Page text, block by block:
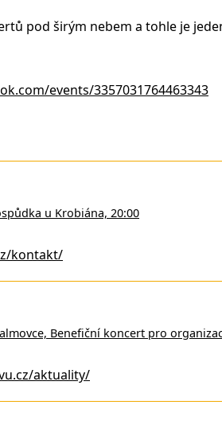
pod širým nebem a tohle je
events/3357031764463343
u Krobiána, 20:00
kontakt/
Benefiční koncert pro
aktuality/